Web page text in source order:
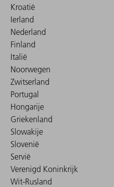
Kroatië
Ierland
Nederland
Finland
Italië
Noorwegen
Zwitserland
Portugal
Hongarije
Griekenland
Slowakije
Slovenië
Servië
Verenigd Koninkrijk
Wit-Rusland